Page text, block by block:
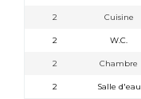
2 Cuisine
2 W.C.
2 Chambre
2 Salle d'eau